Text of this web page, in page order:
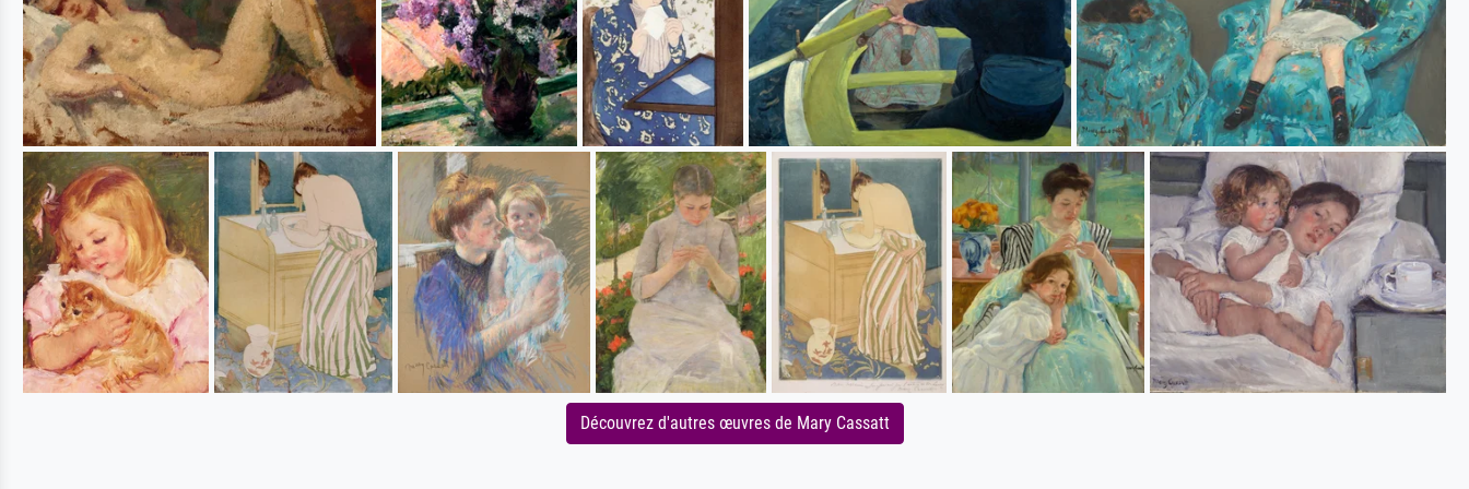
Découvrez d'autres œuvres de Mary Cassatt